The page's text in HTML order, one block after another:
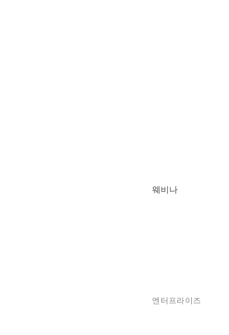
웨비나
엔터프라이즈